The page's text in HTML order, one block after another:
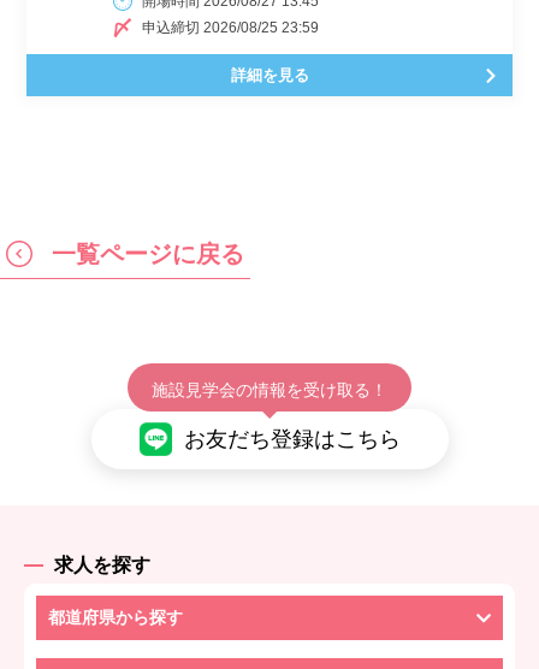
申込締切 2026/08/25 23:59
詳細を見る
一覧ページに戻る
施設見学会の情報を受け取る！
お友だち登録はこちら
求人を探す
都道府県から探す